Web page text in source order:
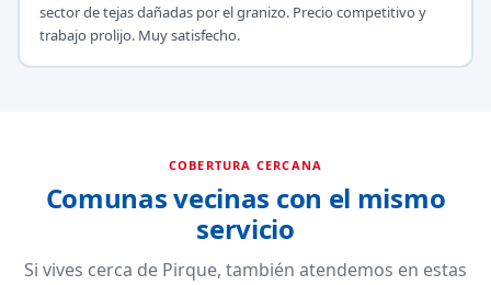
sector de tejas dañadas por el granizo. Precio competitivo y
trabajo prolijo. Muy satisfecho.
COBERTURA CERCANA
Comunas vecinas con el mismo
servicio
Si vives cerca de Pirque, también atendemos en estas